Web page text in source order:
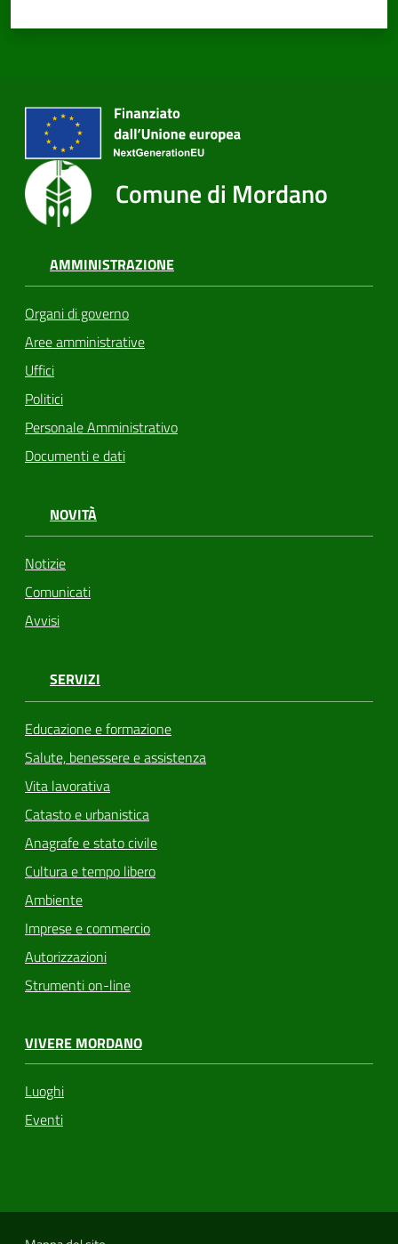
Comune di Mordano
AMMINISTRAZIONE
Organi di governo
Aree amministrative
Uffici
Politici
Personale Amministrativo
Documenti e dati
NOVITÀ
Notizie
Comunicati
Avvisi
SERVIZI
Educazione e formazione
Salute, benessere e assistenza
Vita lavorativa
Catasto e urbanistica
Anagrafe e stato civile
Cultura e tempo libero
Ambiente
Imprese e commercio
Autorizzazioni
Strumenti on-line
VIVERE MORDANO
Luoghi
Eventi